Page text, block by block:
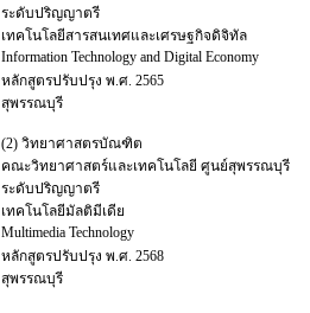
ระดับปริญญาตรี
เทคโนโลยีสารสนเทศและเศรษฐกิจดิจิทัล
Information Technology and Digital Economy
หลักสูตรปรับปรุง พ.ศ. 2565
สุพรรณบุรี
(2) วิทยาศาสตรบัณฑิต
คณะวิทยาศาสตร์และเทคโนโลยี ศูนย์สุพรรณบุรี
ระดับปริญญาตรี
เทคโนโลยีมัลติมีเดีย
Multimedia Technology
หลักสูตรปรับปรุง พ.ศ. 2568
สุพรรณบุรี